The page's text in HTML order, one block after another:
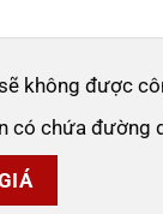
không được
có chứa đường